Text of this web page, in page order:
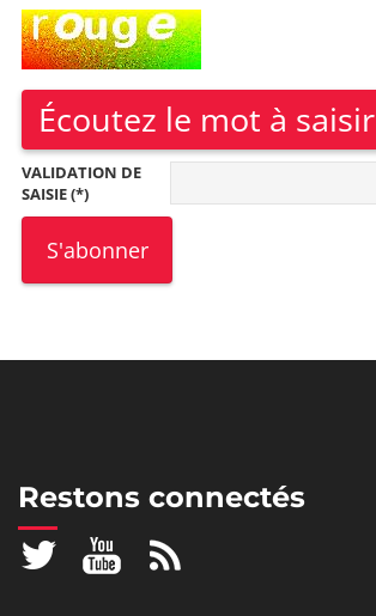
Écoutez le mot à saisir
VALIDATION DE
SAISIE (*)
Restons connectés